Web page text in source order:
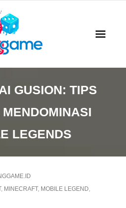
GUSION: TIPS
LEGENDS
, MINECRAFT, MOBILE LEGEND,